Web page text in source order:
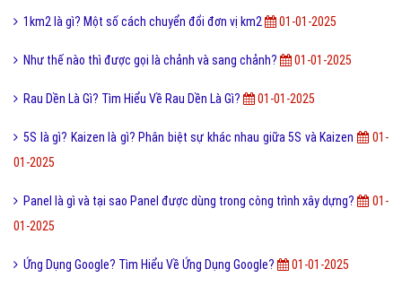
1km2 là gì? Một số cách chuyển đổi đơn vị km2 01-01-2025
Như thế nào thì được gọi là chảnh và sang chảnh? 01-01-2025
Rau Dền Là Gì? Tìm Hiểu Về Rau Dền Là Gì? 01-01-2025
5S là gì? Kaizen là gì? Phân biệt sự khác nhau giữa 5S và Kaizen
01-
01-2025
Panel là gì và tại sao Panel được dùng trong công trình xây dựng?
01-
01-2025
Ứng Dụng Google? Tìm Hiểu Về Ứng Dụng Google? 01-01-2025